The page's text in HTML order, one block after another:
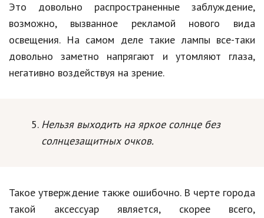
Это довольно распространенные заблуждение,
возможно, вызванное рекламой нового вида
освещения. На самом деле такие лампы все-таки
довольно заметно напрягают и утомляют глаза,
негативно воздействуя на зрение.
Нельзя выходить на яркое солнце без
солнцезащитных очков.
Такое утверждение также ошибочно. В черте города
такой аксессуар является, скорее всего,